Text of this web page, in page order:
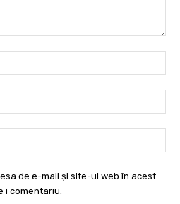
de e-mail și site-ul web în acest
i comentariu.